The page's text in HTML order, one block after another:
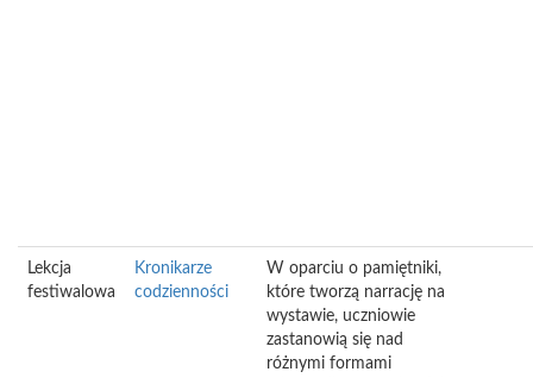
Lekcja
festiwalowa
Kronikarze
codzienności
W oparciu o pamiętniki,
które tworzą narrację na
wystawie, uczniowie
zastanowią się nad
różnymi formami